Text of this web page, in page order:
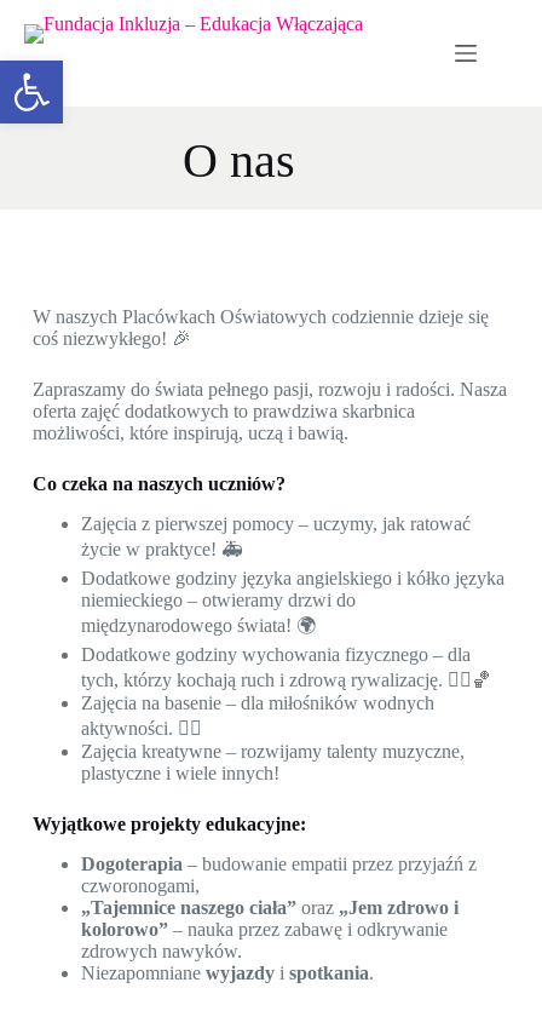
O nas
W naszych Placówkach Oświatowych codziennie dzieje się
coś niezwykłego! 🎉
Zapraszamy do świata pełnego pasji, rozwoju i radości. Nasza
oferta zajęć dodatkowych to prawdziwa skarbnica
możliwości, które inspirują, uczą i bawią.
Co czeka na naszych uczniów?
Zajęcia z pierwszej pomocy – uczymy, jak ratować
życie w praktyce! 🚑
Dodatkowe godziny języka angielskiego i kółko języka
niemieckiego – otwieramy drzwi do
międzynarodowego świata! 🌍
Dodatkowe godziny wychowania fizycznego – dla
tych, którzy kochają ruch i zdrową rywalizację. 🏃‍♀️🏀
Zajęcia na basenie – dla miłośników wodnych
aktywności. 🏊‍♂️
Zajęcia kreatywne – rozwijamy talenty muzyczne,
plastyczne i wiele innych!
Wyjątkowe projekty edukacyjne:
Dogoterapia – budowanie empatii przez przyjaźń z
czworonogami,
„Tajemnice naszego ciała”oraz „Jem zdrowo i
kolorowo”– nauka przez zabawę i odkrywanie
zdrowych nawyków.
Niezapomniane wyjazdyi spotkania.
Otwórz pasek narzędzi